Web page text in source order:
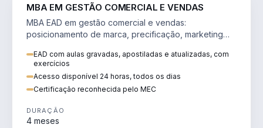
MBA EM GESTÃO COMERCIAL E VENDAS
MBA EAD em gestão comercial e vendas:
posicionamento de marca, precificação, marketing
EAD com aulas gravadas, apostiladas e atualizadas, com
exercícios
Acesso disponível 24 horas, todos os dias
Certificação reconhecida pelo MEC
DURAÇÃO
4 meses